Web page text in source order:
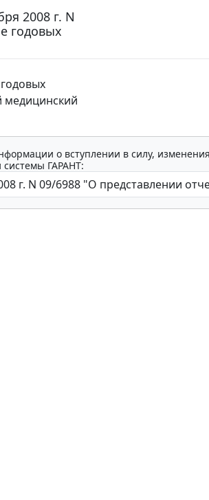
2008 г. N
годовых
медицинский
о вступлении в силу,
системы ГАРАНТ: